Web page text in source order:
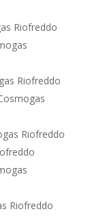
Riofreddo
Riofreddo
Riofreddo
Riofreddo